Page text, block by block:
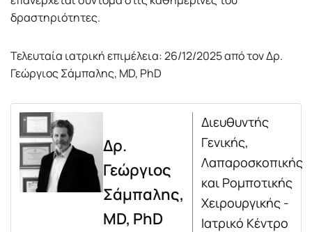
δραστηριότητες.
Τελευταία ιατρική επιμέλεια: 26/12/2025 από τον Δρ.
Γεώργιος Σάμπαλης, MD, PhD
Δρ.
Γεώργιος
Σάμπαλης,
MD, PhD
Διευθυντής
Γενικής,
Λαπαροσκοπικής
και Ρομποτικής
Χειρουργικής -
Ιατρικό Κέντρο